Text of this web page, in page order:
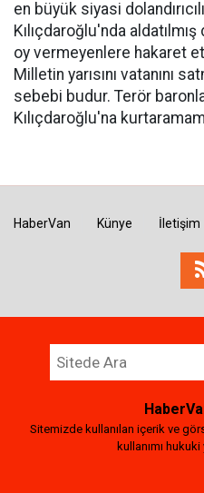
en büyük siyasi
Kılıçdaroğlu'nda
oy vermeyenlere hakaret
Milletin yarısını vatanını
sebebi budur. Terör
Kılıçdaroğlu'na
HaberVan Künye İletişim
Sitemizde kullanılan içerik ve
kullanımı